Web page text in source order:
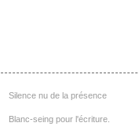
Silence nu de la présence
Blanc-seing pour l'écriture.